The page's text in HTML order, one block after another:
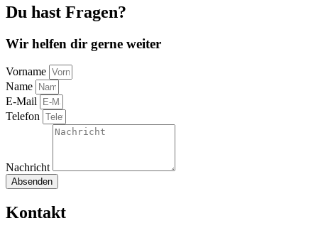
Du hast Fragen?
Wir helfen dir gerne weiter
Vorname
Name
E-Mail
Telefon
Nachricht
Absenden
Kontakt